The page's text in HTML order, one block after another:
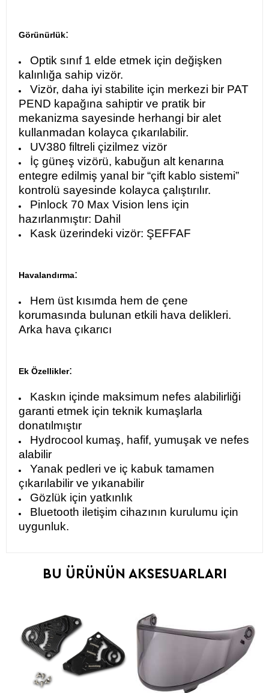
Görünürlük:
Optik sınıf 1 elde etmek için değişken
kalınlığa sahip vizör.
Vizör, daha iyi stabilite için merkezi bir PAT
PEND kapağına sahiptir ve pratik bir
mekanizma sayesinde herhangi bir alet
kullanmadan kolayca çıkarılabilir.
UV380 filtreli çizilmez vizör
İç güneş vizörü, kabuğun alt kenarına
entegre edilmiş yanal bir “çift kablo sistemi”
kontrolü sayesinde kolayca çalıştırılır.
Pinlock 70 Max Vision lens için
hazırlanmıştır: Dahil
Kask üzerindeki vizör: ŞEFFAF
Havalandırma:
Hem üst kısımda hem de çene
korumasında bulunan etkili hava delikleri.
Arka hava çıkarıcı
Ek Özellikler:
Kaskın içinde maksimum nefes alabilirliği
garanti etmek için teknik kumaşlarla
donatılmıştır
Hydrocool kumaş, hafif, yumuşak ve nefes
alabilir
Yanak pedleri ve iç kabuk tamamen
çıkarılabilir ve yıkanabilir
Gözlük için yatkınlık
Bluetooth iletişim cihazının kurulumu için
uygunluk.
BU ÜRÜNÜN AKSESUARLARI